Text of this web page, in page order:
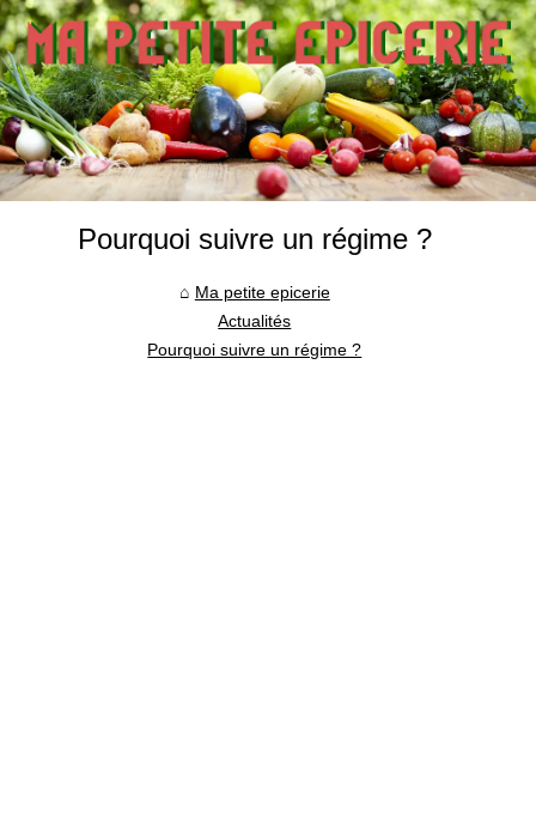
Pourquoi suivre un régime ?
Ma petite epicerie
Actualités
Pourquoi suivre un régime ?